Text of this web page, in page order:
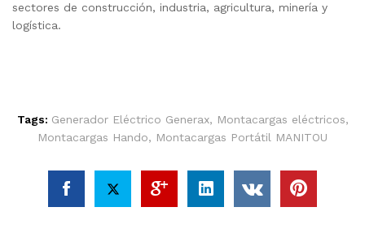
sectores de construcción, industria, agricultura, minería y
logística.
Tags: Generador Eléctrico Generax, Montacargas eléctricos,
Montacargas Hando, Montacargas Portátil MANITOU